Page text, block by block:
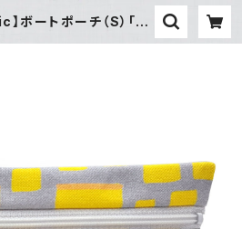
ボートポーチ（S）「カ